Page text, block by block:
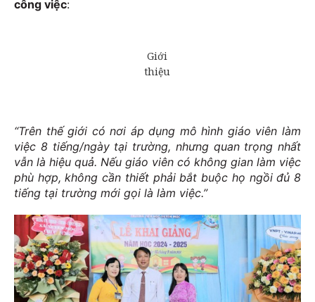
công việc:
“Trên thế giới có nơi áp dụng mô hình giáo viên làm
việc 8 tiếng/ngày tại trường, nhưng quan trọng nhất
vẫn là hiệu quả. Nếu giáo viên có không gian làm việc
phù hợp, không cần thiết phải bắt buộc họ ngồi đủ 8
tiếng tại trường mới gọi là làm việc.”